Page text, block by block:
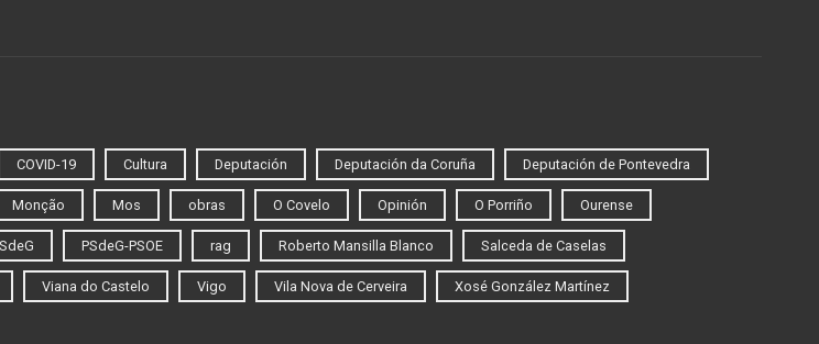
COVID-19 Cultura Deputación Deputación da Coruña Deputación de Pontevedra
Monção Mos obras O Covelo Opinión O Porriño Ourense
PSdeG-PSOE rag Roberto Mansilla Blanco Salceda de Caselas
Viana do Castelo Vigo Vila Nova de Cerveira Xosé González Martínez